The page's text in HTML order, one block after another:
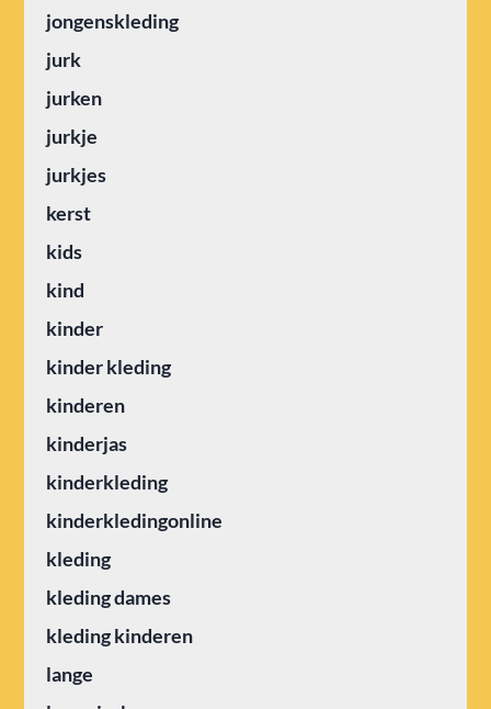
jongenskleding
jurk
jurken
jurkje
jurkjes
kerst
kids
kind
kinder
kinder kleding
kinderen
kinderjas
kinderkleding
kinderkledingonline
kleding
kleding dames
kleding kinderen
lange